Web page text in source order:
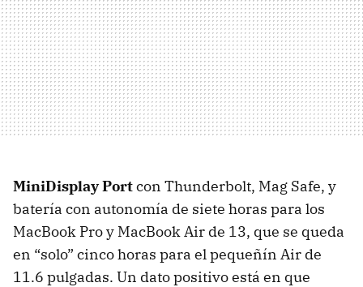
MiniDisplay Portcon Thunderbolt, Mag Safe, y
batería con autonomía de siete horas para los
MacBook Pro y MacBook Air de 13, que se queda
en “solo” cinco horas para el pequeñín Air de
11.6 pulgadas. Un dato positivo está en que